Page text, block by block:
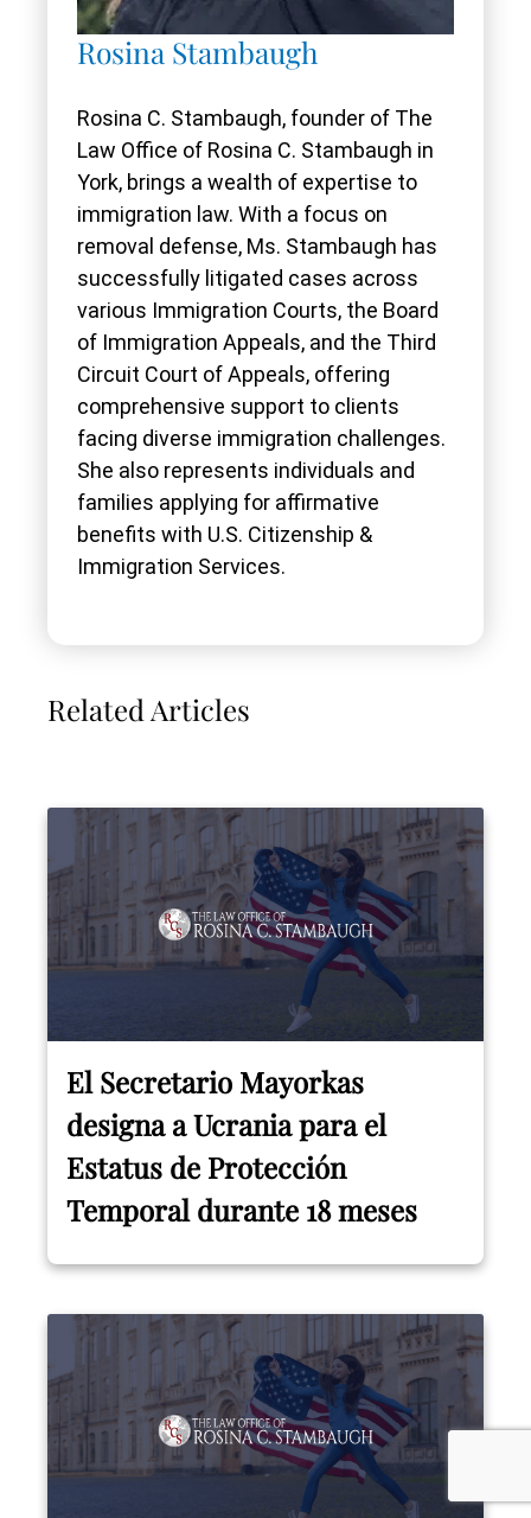
Rosina Stambaugh
Rosina C. Stambaugh, founder of The
Law Office of Rosina C. Stambaugh in
York, brings a wealth of expertise to
immigration law. With a focus on
removal defense, Ms. Stambaugh has
successfully litigated cases across
various Immigration Courts, the Board
of Immigration Appeals, and the Third
Circuit Court of Appeals, offering
comprehensive support to clients
facing diverse immigration challenges.
She also represents individuals and
families applying for affirmative
benefits with U.S. Citizenship &
Immigration Services.
Related Articles
El Secretario Mayorkas
designa a Ucrania para el
Estatus de Protección
Temporal durante 18 meses